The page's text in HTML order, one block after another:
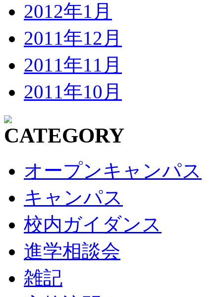
2012年1月
2011年12月
2011年11月
2011年10月
オープンキャンパス
キャンパス
校内ガイダンス
進学相談会
雑記